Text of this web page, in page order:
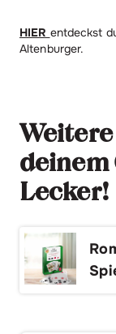
HIER entdeckst
Altenburger.
Weitere
deinem
Lecker!